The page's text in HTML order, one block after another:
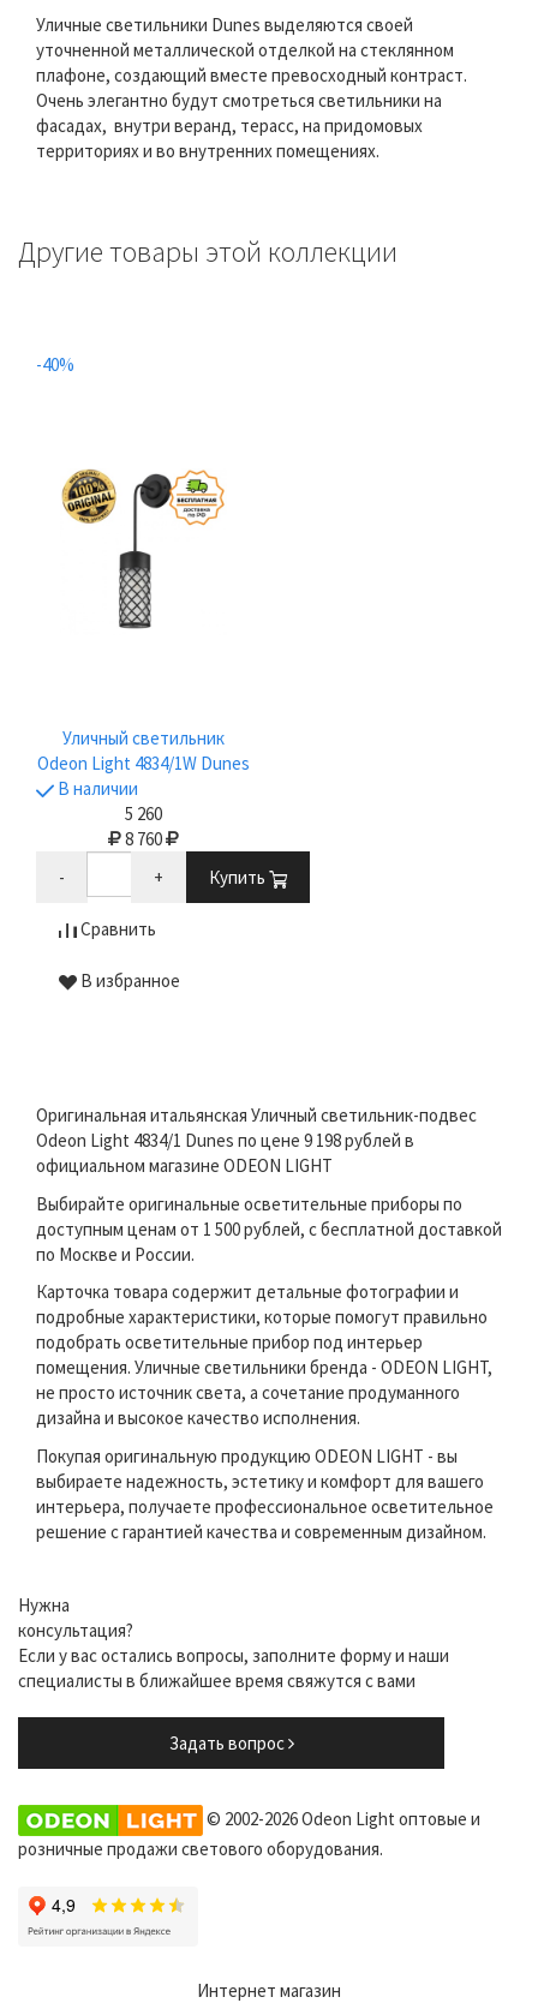
Уличные светильники Dunes выделяются своей
уточненной металлической отделкой на стеклянном
плафоне, создающий вместе превосходный контраст.
Очень элегантно будут смотреться светильники на
фасадах, внутри веранд, терасс, на придомовых
территориях и во внутренних помещениях.
Другие товары этой коллекции
-40%
Уличный светильник
Odeon Light 4834/1W Dunes
В наличии
5 260
8 760
-
+ Купить
Сравнить
В избранное
Оригинальная итальянская Уличный светильник-подвес
Odeon Light 4834/1 Dunes по цене 9 198 рублей в
официальном магазине ODEON LIGHT
Выбирайте оригинальные осветительные приборы по
доступным ценам от 1 500 рублей, с бесплатной доставкой
по Москве и России.
Карточка товара содержит детальные фотографии и
подробные характеристики, которые помогут правильно
подобрать осветительные прибор под интерьер
помещения. Уличные светильники бренда - ODEON LIGHT,
не просто источник света, а сочетание продуманного
дизайна и высокое качество исполнения.
Покупая оригинальную продукцию ODEON LIGHT - вы
выбираете надежность, эстетику и комфорт для вашего
интерьера, получаете профессиональное осветительное
решение с гарантией качества и современным дизайном.
Нужна
консультация?
Если у вас остались вопросы, заполните форму и наши
специалисты в ближайшее время свяжутся с вами
Задать вопрос
© 2002-2026 Odeon Light оптовые и
розничные продажи светового оборудования.
Интернет магазин